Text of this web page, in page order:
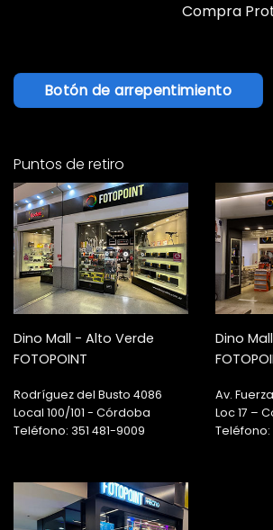
Compra
Botón de arrepentimiento
Puntos de retiro
Dino Mall - Alto Verde
FOTOPOINT
Rodríguez del Busto 4086
Local 100/101 - Córdoba
Teléfono: 351 481-9009
Dino
Av.
Loc 17 –
Teléfono: